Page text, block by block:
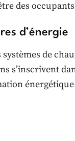
des
d’énergie
de
s’inscrivent